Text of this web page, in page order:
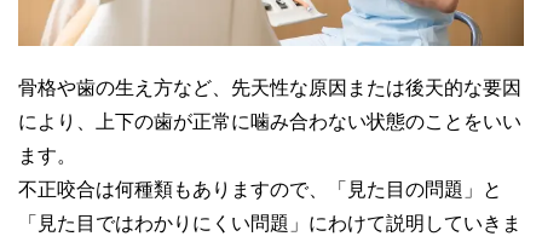
骨格や歯の生え方など、先天性な原因または後天的な要因
により、上下の歯が正常に噛み合わない状態のことをいい
ます。
不正咬合は何種類もありますので、「見た目の問題」と
「見た目ではわかりにくい問題」にわけて説明していきま